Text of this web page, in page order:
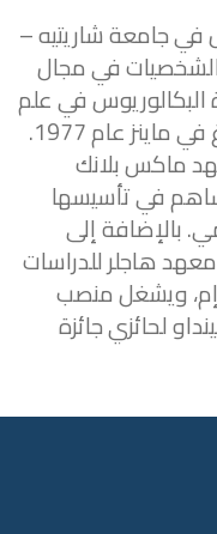
جامعة شاريتيه –
في مجال
في علم
الأحياء من جامعة يوهانس غوتنبرغ في ماينز عام 1977.
بلانك
في تأسيسها
إلى
هاجلر للدراسات
ويشغل منصب
جائزة